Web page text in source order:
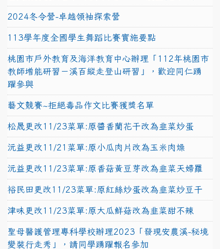
2024冬令營-卓越領袖探索營
113學年度全國學生舞蹈比賽實施要點
桃園市戶外教育及海洋教育中心辦理「112年桃園市
教師增能研習－溪百縱走登山研習」，歡迎同仁踴
躍參與
藝文競賽~拒絕毒品作文比賽獲獎名單
松晟更改11/23菜單:原醬香蘭花干改為韭菜炒蛋
沅益更改11/21菜單:原小瓜肉片改為玉米肉燥
沅益更改11/23菜單:原香菇黃豆芽改為韭菜天婦羅
裕民田更改11/23菜單:原紅絲炒蛋改為韭菜炒豆干
津味更改11/23菜單:原大瓜鮮菇改為韭菜甜不辣
聖母醫護管理專科學校辦理2023「發現安農溪-秘境
變裝行走秀」，請同學踴躍報名參加